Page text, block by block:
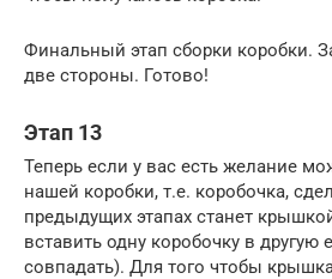
Финальный этап сборки коробки.
две стороны. Готово!
Этап 13
Теперь если у вас есть желание
нашей коробки, т.е. коробочка,
предыдущих этапах станет
вставить одну коробочку в другую
совпадать). Для того чтобы